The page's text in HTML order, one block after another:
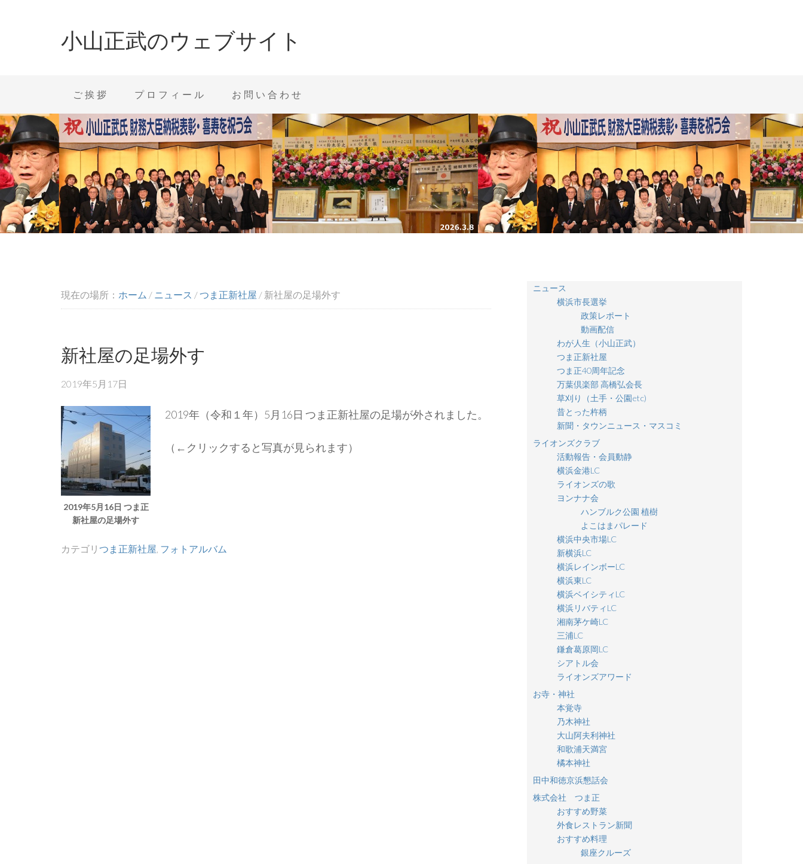
小山正武のウェブサイト
ご挨拶 プロフィール お問い合わせ
現在の場所： ホーム / ニュース /つま正新社屋 / 新社屋の足場外す
新社屋の足場外す
2019年5月17日
2019年5月16日 つま正
新社屋の足場外す
2019年（令和１年）5月16日 つま正新社屋の足場が外されました。
（←クリックすると写真が見られます）
カテゴリ つま正新社屋 フォトアルバム
ニュース
横浜市長選挙
政策レポート
動画配信
わが人生（小山正武）
つま正新社屋
つま正40周年記念
万葉倶楽部 高橋弘会長
草刈り（土手・公園etc)
昔とった杵柄
新聞・タウンニュース・マスコミ
ライオンズクラブ
活動報告・会員動静
横浜金港LC
ライオンズの歌
ヨンナナ会
ハンブルク公園 植樹
よこはまパレード
横浜中央市場LC
新横浜LC
横浜レインボーLC
横浜東LC
横浜ベイシティLC
横浜リバティLC
湘南茅ケ崎LC
三浦LC
鎌倉葛原岡LC
シアトル会
ライオンズアワード
お寺・神社
本覚寺
乃木神社
大山阿夫利神社
和歌浦天満宮
橘本神社
田中和徳京浜懇話会
株式会社 つま正
おすすめ野菜
外食レストラン新聞
おすすめ料理
銀座クルーズ